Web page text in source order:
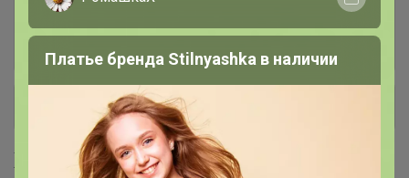
По умолчанию в начале зерновой кофе, потом
молотый. (Мелкий помол для турки, средний
для кофемашины)
+ Ещё 5 каталогов
Хиты продаж
Платье бренда Stilnyashka в наличии